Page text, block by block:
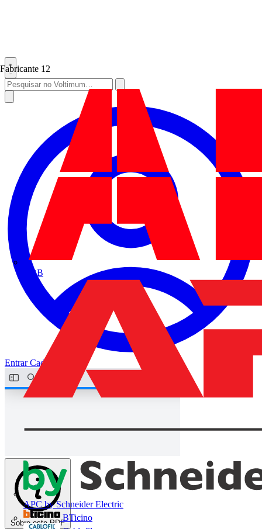
Fabricante 12
ABB
APC by Schneider Electric
BTicino
EntrarCadastrar
Sobre este PDF